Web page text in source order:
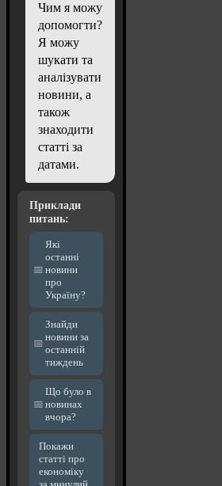
Чим я можу
допомогти?
Я можу
шукати та
аналізувати
новини, а
також
знаходити
статті за
датами.
Приклади
питань:
Які
останні
новини
про
Україну?
Знайди
новини за
останній
тиждень
Що було в
новинах
вчора?
Покажи
статті про
економіку